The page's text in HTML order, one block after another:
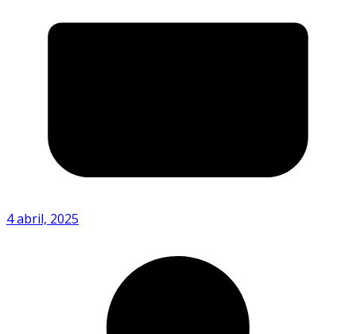
4 abril, 2025